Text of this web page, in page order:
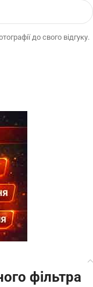
до свого відгуку.
фільтра